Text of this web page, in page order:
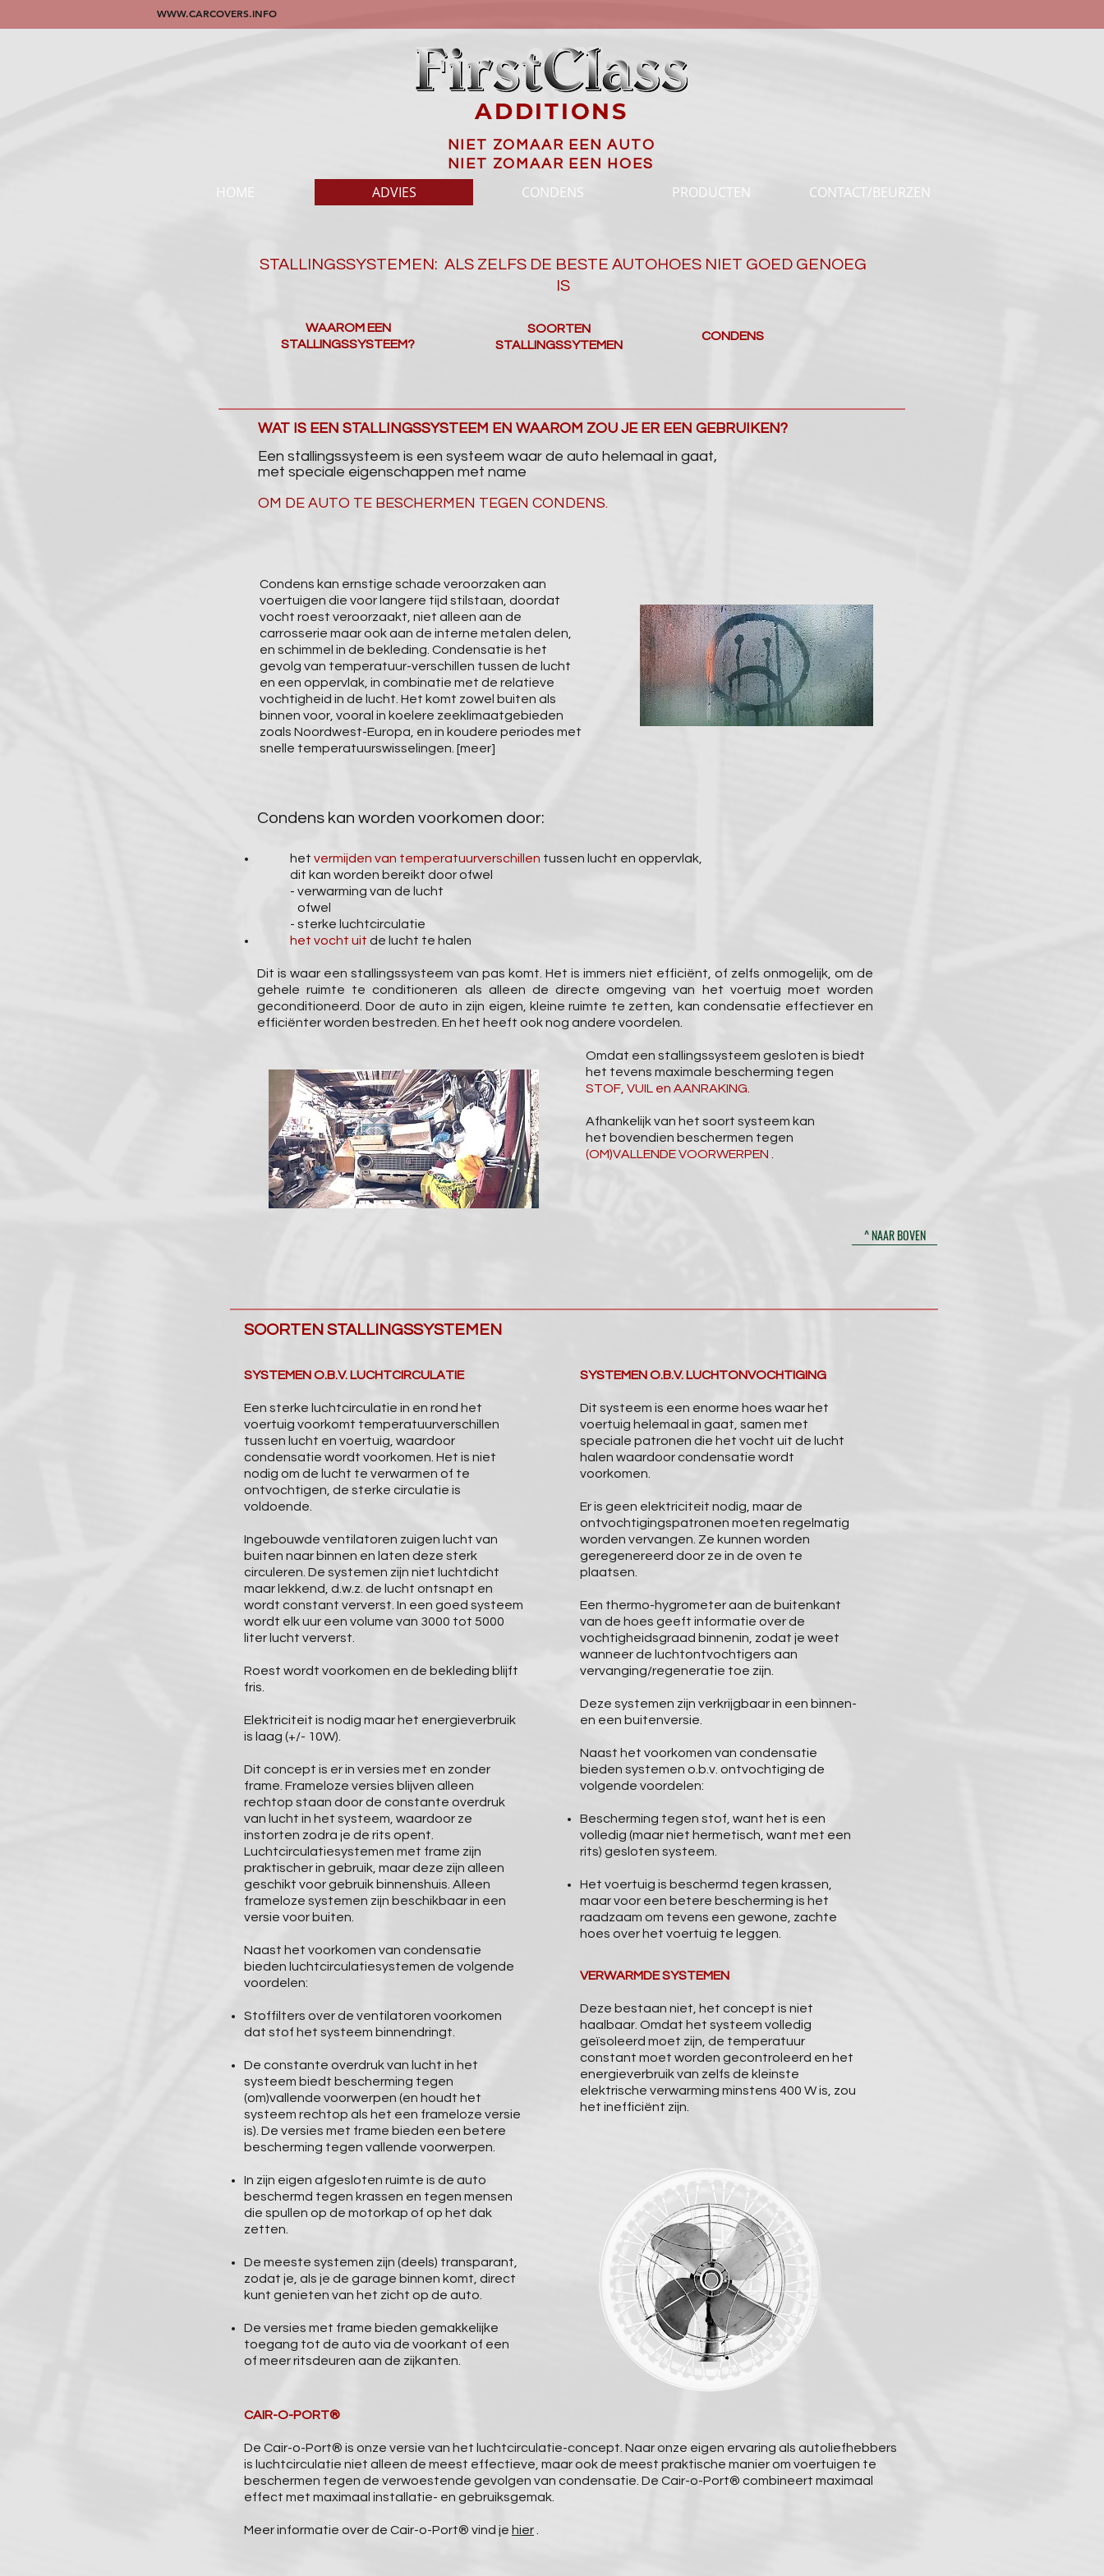
WWW.CARCOVERS.INFO
ADDITIONS
NIET ZOMAAR EEN AUTO
NIET ZOMAAR EEN HOES
HOME ADVIES CONDENS PRODUCTEN CONTACT/BEURZEN
STALLINGSSYSTEMEN: ALS ZELFS DE BESTE AUTOHOES NIET GOED GENOEG
IS
WAAROM EEN
STALLINGSSYSTEEM?
SOORTEN
STALLINGSSYTEMEN
CONDENS
WAT IS EEN STALLINGSSYSTEEM EN WAAROM ZOU JE ER EEN GEBRUIKEN?
Een stallingssysteem is een systeem waar de auto helemaal in gaat,
met speciale eigenschappen met name
OM DE AUTO TE BESCHERMEN TEGEN CONDENS.
Condens kan ernstige schade veroorzaken aan
voertuigen die voor langere tijd stilstaan, doordat
vocht roest veroorzaakt, niet alleen aan de
carrosserie maar ook aan de interne metalen delen,
en schimmel in de bekleding. Condensatie is het
gevolg van temperatuur-verschillen tussen de lucht
en een oppervlak, in combinatie met de relatieve
vochtigheid in de lucht. Het komt zowel buiten als
binnen voor, vooral in koelere zeeklimaatgebieden
zoals Noordwest-Europa, en in koudere periodes met
snelle temperatuurswisselingen. [meer]
Condens kan worden voorkomen door:
het vermijden van temperatuurverschillen tussen lucht en oppervlak,
dit kan worden bereikt door ofwel
- verwarming van de lucht
ofwel
- sterke luchtcirculatie
het vocht uit de lucht te halen
Dit is waar een stallingssysteem van pas komt. Het is immers niet efficiënt, of zelfs onmogelijk, om de
gehele ruimte te conditioneren als alleen de directe omgeving van het voertuig moet worden
geconditioneerd. Door de auto in zijn eigen, kleine ruimte te zetten, kan condensatie effectiever en
efficiënter worden bestreden. En het heeft ook nog andere voordelen.
Omdat een stallingssysteem gesloten is biedt
het tevens maximale bescherming tegen
STOF, VUIL en AANRAKING.
Afhankelijk van het soort systeem kan
het bovendien beschermen tegen
(OM)VALLENDE VOORWERPEN
^ NAAR BOVEN
SOORTEN STALLINGSSYSTEMEN
SYSTEMEN O.B.V. LUCHTCIRCULATIE
Een sterke luchtcirculatie in en rond het
voertuig voorkomt temperatuurverschillen
tussen lucht en voertuig, waardoor
condensatie wordt voorkomen. Het is niet
nodig om de lucht te verwarmen of te
ontvochtigen, de sterke circulatie is
voldoende.
Ingebouwde ventilatoren zuigen lucht van
buiten naar binnen en laten deze sterk
circuleren. De systemen zijn niet luchtdicht
maar lekkend, d.w.z. de lucht ontsnapt en
wordt constant ververst. In een goed systeem
wordt elk uur een volume van 3000 tot 5000
liter lucht ververst.
Roest wordt voorkomen en de bekleding blijft
fris.
Elektriciteit is nodig maar het energieverbruik
is laag (+/- 10W).
Dit concept is er in versies met en zonder
frame. Frameloze versies blijven alleen
rechtop staan door de constante overdruk
van lucht in het systeem, waardoor ze
instorten zodra je de rits opent.
Luchtcirculatiesystemen met frame zijn
praktischer in gebruik, maar deze zijn alleen
geschikt voor gebruik binnenshuis. Alleen
frameloze systemen zijn beschikbaar in een
versie voor buiten.
Naast het voorkomen van condensatie
bieden luchtcirculatiesystemen de volgende
voordelen:
Stoffilters over de ventilatoren voorkomen
dat stof het systeem binnendringt.
De constante overdruk van lucht in het
systeem biedt bescherming tegen
(om)vallende voorwerpen (en houdt het
systeem rechtop als het een frameloze versie
is). De versies met frame bieden een betere
bescherming tegen vallende voorwerpen.
In zijn eigen afgesloten ruimte is de auto
beschermd tegen krassen en tegen mensen
die spullen op de motorkap of op het dak
zetten.
De meeste systemen zijn (deels) transparant,
zodat je, als je de garage binnen komt, direct
kunt genieten van het zicht op de auto.
De versies met frame bieden gemakkelijke
toegang tot de auto via de voorkant of een
of meer ritsdeuren aan de zijkanten.
SYSTEMEN O.B.V. LUCHTONVOCHTIGING
Dit systeem is een enorme hoes waar het
voertuig helemaal in gaat, samen met
speciale patronen die het vocht uit de lucht
halen waardoor condensatie wordt
voorkomen.
Er is geen elektriciteit nodig, maar de
ontvochtigingspatronen moeten regelmatig
worden vervangen. Ze kunnen worden
geregenereerd door ze in de oven te
plaatsen.
Een thermo-hygrometer aan de buitenkant
van de hoes geeft informatie over de
vochtigheidsgraad binnenin, zodat je weet
wanneer de luchtontvochtigers aan
vervanging/regeneratie toe zijn.
Deze systemen zijn verkrijgbaar in een binnen-
en een buitenversie.
Naast het voorkomen van condensatie
bieden systemen o.b.v. ontvochtiging de
volgende voordelen:
Bescherming tegen stof, want het is een
volledig (maar niet hermetisch, want met een
rits) gesloten systeem.
Het voertuig is beschermd tegen krassen,
maar voor een betere bescherming is het
raadzaam om tevens een gewone, zachte
hoes over het voertuig te leggen.
VERWARMDE SYSTEMEN
Deze bestaan niet, het concept is niet
haalbaar. Omdat het systeem volledig
geïsoleerd moet zijn, de temperatuur
constant moet worden gecontroleerd en het
energieverbruik van zelfs de kleinste
elektrische verwarming minstens 400 W is, zou
het inefficiënt zijn.
CAIR-O-PORT®
De Cair-o-Port® is onze versie van het luchtcirculatie-concept. Naar onze eigen ervaring als autoliefhebbers
is luchtcirculatie niet alleen de meest effectieve, maar ook de meest praktische manier om voertuigen te
beschermen tegen de verwoestende gevolgen van condensatie. De Cair-o-Port® combineert maximaal
effect met maximaal installatie- en gebruiksgemak.
Meer informatie over de Cair-o-Port® vind je hier